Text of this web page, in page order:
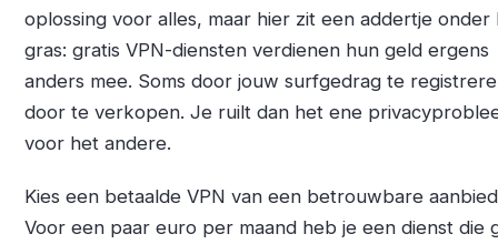
oplossing voor alles, maar hier zit een addertje onder
gras: gratis VPN-diensten verdienen hun geld ergens
anders mee. Soms door jouw surfgedrag te
door te verkopen. Je ruilt dan het ene
voor het andere.
Kies een betaalde VPN van een betrouwbare
Voor een paar euro per maand heb je een dienst die